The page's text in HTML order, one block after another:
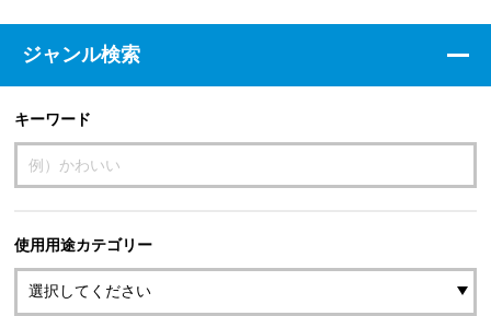
ジャンル検索
キーワード
使用用途カテゴリー